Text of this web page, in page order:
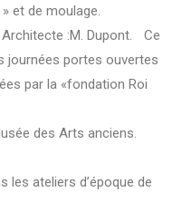
et de moulage.
Architecte :M. Dupont. Ce
journées portes ouvertes
par la «fondation Roi
des Arts anciens.
les ateliers d’époque de